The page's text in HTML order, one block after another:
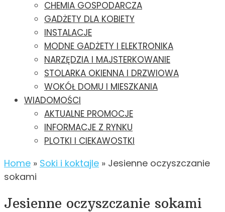
CHEMIA GOSPODARCZA
GADŻETY DLA KOBIETY
INSTALACJE
MODNE GADŻETY I ELEKTRONIKA
NARZĘDZIA I MAJSTERKOWANIE
STOLARKA OKIENNA I DRZWIOWA
WOKÓŁ DOMU I MIESZKANIA
WIADOMOŚCI
AKTUALNE PROMOCJE
INFORMACJE Z RYNKU
PLOTKI I CIEKAWOSTKI
Home » Soki i koktajle » Jesienne oczyszczanie
sokami
Jesienne oczyszczanie sokami